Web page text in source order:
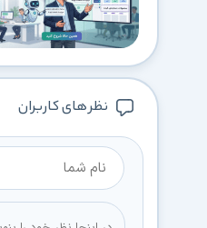
نظر های کاربران